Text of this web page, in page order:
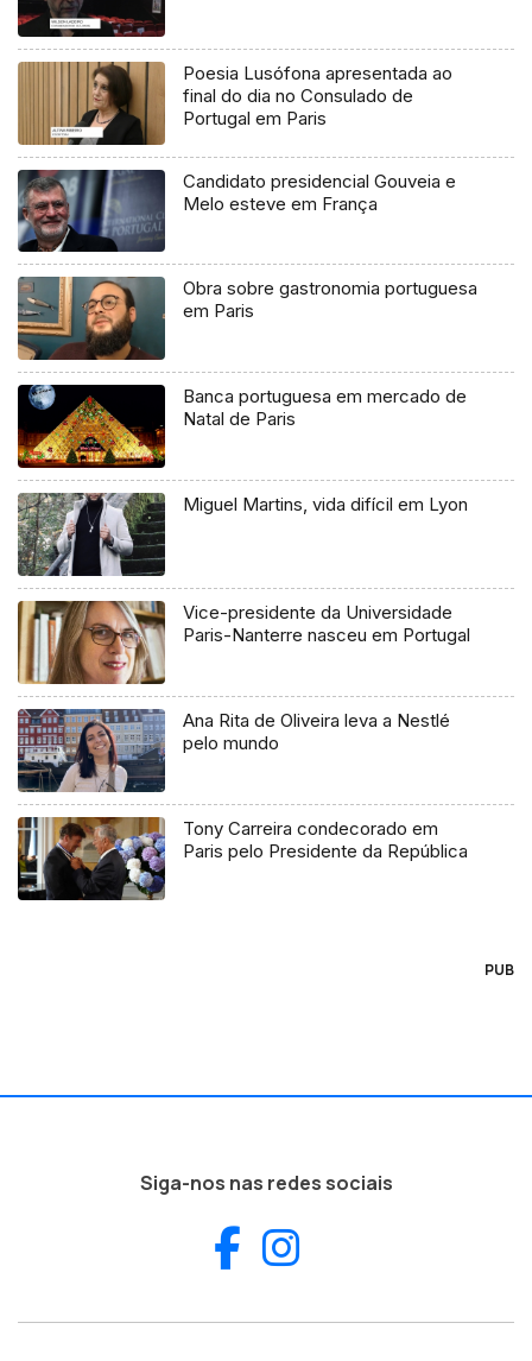
Poesia Lusófona apresentada ao
final do dia no Consulado de
Portugal em Paris
Candidato presidencial Gouveia e
Melo esteve em França
Obra sobre gastronomia portuguesa
em Paris
Banca portuguesa em mercado de
Natal de Paris
Miguel Martins, vida difícil em Lyon
Vice-presidente da Universidade
Paris-Nanterre nasceu em Portugal
Ana Rita de Oliveira leva a Nestlé
pelo mundo
Tony Carreira condecorado em
Paris pelo Presidente da República
PUB
Siga-nos nas redes sociais
Facebook